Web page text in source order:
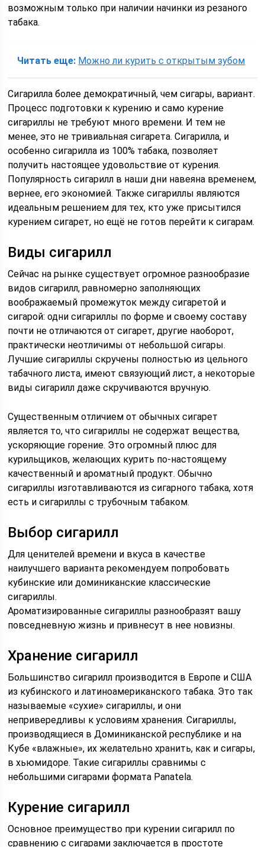
возможным только при наличии начинки из резаного
табака.
Читать еще: Можно ли курить с открытым зубом
Сигарилла более демократичный, чем сигары, вариант.
Процесс подготовки к курению и само курение
сигариллы не требуют много времени. И тем не
менее, это не тривиальная сигарета. Сигарилла, и
особенно сигарилла из 100% табака, позволяет
получить настоящее удовольствие от курения.
Популярность сигарилл в наши дни навеяна временем,
вернее, его экономией. Также сигариллы являются
идеальным решением для тех, кто уже присытился
курением сигарет, но ещё не готов перейти к сигарам.
Виды сигарилл
Сейчас на рынке существует огромное разнообразие
видов сигарилл, равномерно заполняющих
воображаемый промежуток между сигаретой и
сигарой: одни сигариллы по форме и своему составу
почти не отличаются от сигарет, другие наоборот,
практически неотличимы от небольшой сигары.
Лучшие сигариллы скручены полностью из цельного
табачного листа, имеют связующий лист, а некоторые
виды сигарилл даже скручиваются вручную.
Существенным отличием от обычных сигарет
является то, что сигариллы не содержат вещества,
ускоряющие горение. Это огромный плюс для
курильщиков, желающих курить по-настоящему
качественный и ароматный продукт. Обычно
сигариллы изготавливаются из сигарного табака, хотя
есть и сигариллы с трубочным табаком.
Выбор сигарилл
Для ценителей времени и вкуса в качестве
наилучшего варианта рекомендуем попробовать
кубинские или доминиканские классические
сигариллы.
Ароматизированные сигариллы разнообразят вашу
повседневную жизнь и привнесут в нее новизны.
Хранение сигарилл
Большинство сигарилл производится в Европе и США
из кубинского и латиноамериканского табака. Это так
называемые «сухие» сигариллы, и они
непривередливы к условиям хранения. Сигариллы,
производящиеся в Доминиканской республике и на
Кубе «влажные», их желательно хранить, как и сигары,
в хьюмидоре. Такие сигариллы сравнимы с
небольшими сигарами формата Panatela.
Курение сигарилл
Основное преимущество при курении сигарилл по
сравнению с сигарами заключается в простоте